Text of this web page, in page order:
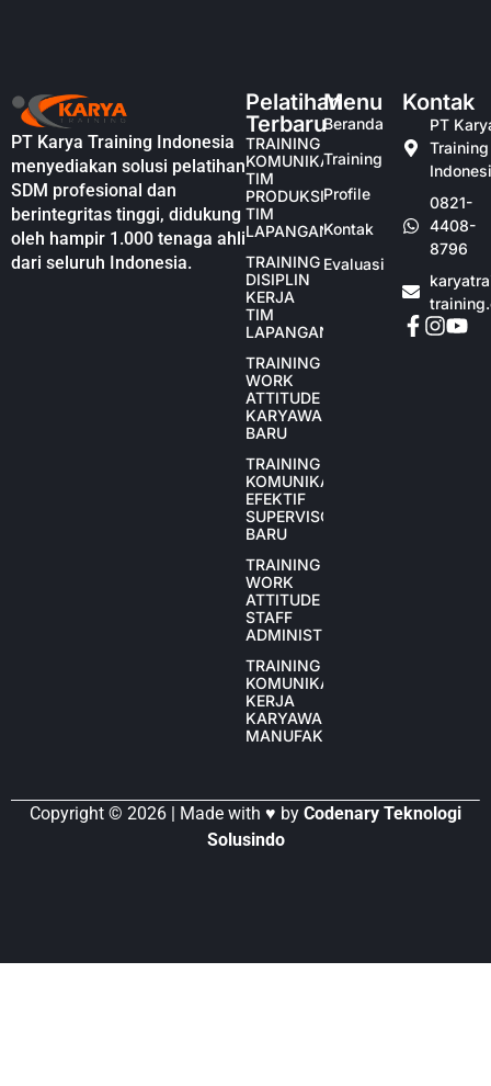
PT Karya Training Indonesia
menyediakan solusi pelatihan
SDM profesional dan
berintegritas tinggi, didukung
oleh hampir 1.000 tenaga ahli
dari seluruh Indonesia.
Pelatihan
Terbaru
TRAINING
KOMUNIKASI
TIM
PRODUKSI
TIM
LAPANGAN
TRAINING
DISIPLIN
KERJA
TIM
LAPANGAN
TRAINING
WORK
ATTITUDE
KARYAWAN
BARU
TRAINING
KOMUNIKASI
EFEKTIF
SUPERVISOR
BARU
TRAINING
WORK
ATTITUDE
STAFF
ADMINISTRASI
TRAINING
KOMUNIKASI
KERJA
KARYAWAN
MANUFAKTUR
Menu
Beranda
Training
Profile
Kontak
Evaluasi
Kontak
PT
Training
0821-
4408-
8796
Copyright © 2026 | Made with ♥ by Codenary Teknologi
Solusindo